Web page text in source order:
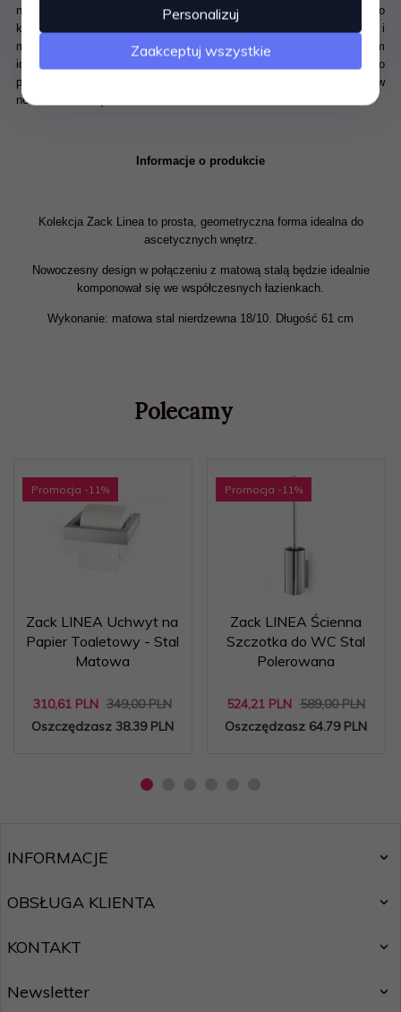
nierdzewnej. W filozofii firmy funkcjonuje indywidualne podejście do
każdego projektu. Postawienie na bardzo ograniczoną ilość form i
materiałów, pozwala na zachowanie wysokiej jakości, a co za tym
idzie powstanie zjawiska stylu ekskluzywnego. Produkty ZACK to
prosta, czasami minimalistyczna forma, która doskonale wpisuje się w
nowoczesne wnętrza.
Informacje o produkcie
Kolekcja Zack Linea to prosta, geometryczna forma idealna do
ascetycznych wnętrz.
Nowoczesny design w połączeniu z matową stalą będzie idealnie
komponował się we współczesnych łazienkach.
Wykonanie: matowa stal nierdzewna 18/10. Długość 61 cm
Polecamy
Promocja -11%
Zack LINEA Uchwyt na
Papier Toaletowy - Stal
Matowa
310,61 PLN 349,00 PLN
Oszczędzasz 38.39 PLN
Promocja -11%
Zack LINEA Ścienna
Szczotka do WC Stal
Polerowana
524,21 PLN 589,00 PLN
Oszczędzasz 64.79 PLN
INFORMACJE
OBSŁUGA KLIENTA
KONTAKT
Newsletter
Personalizuj
Zaakceptuj wszystkie